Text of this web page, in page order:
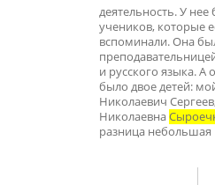
деятельность. У
учеников, которые
вспоминали. Она
и русского языка. А
было двое детей:
Николаевич
Николаевна
разница небольшая